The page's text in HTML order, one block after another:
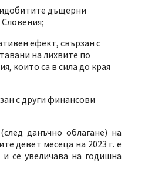
дъщерни
ефект, свързан с
на лихвите по
които са в сила до края
с други финансови
данъчно облагане) на
девет месеца на 2023 г. е
се увеличава на годишна